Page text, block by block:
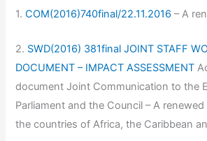
1.COM(2016)740final/22.11.2016 – A
2. SWD(2016) 381final JOINT STAFF
DOCUMENT – IMPACT ASSESSMENT
document Joint Communication to the
Parliament and the Council – A
the countries of Africa, the Caribbean